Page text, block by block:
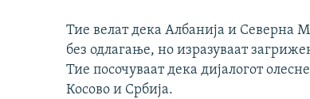
Тие велат дека Албанија и Северна
без одлагање, но изразуваат
Тие посочуваат дека дијалогот
Косово и Србија.